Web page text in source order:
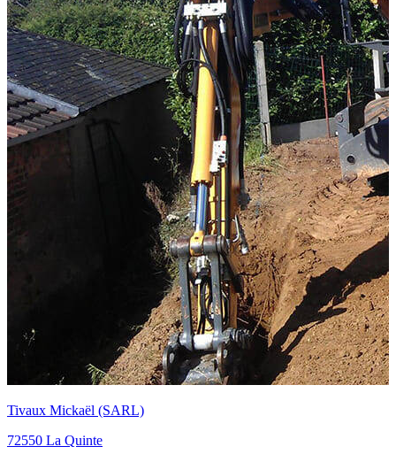
Fouquet (SARL)
72550 La Quinte